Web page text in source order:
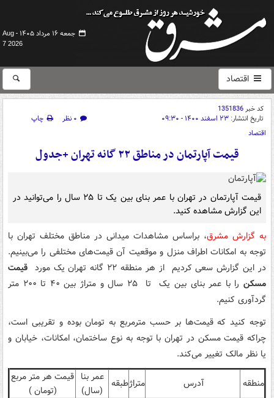
جمعه ۱۶ مرداد ۱۴۰۵ -
Aug
7 2026
اقتصاد
کد خبر1351836
تاریخ انتشار: ۲۳ اسفند ۱۴۰۰ - ۰۹:۳۰ ۰ نظر
چاپ
اقتصاد
قیمت آپارتمان در مناطق ۲۲ گانه تهران +جدول
قیمت آپارتمان در تهران با عمر بنای بین یک تا ۲۵ سال را می‌توانید در
این گزارش مشاهده کنید.
به گزارش مشرق، براساس مشاهدات میدانی در مناطق مختلف تهران با
توجه به امکانات اطراف منزل و موقعیت آن قیمت‌های مختلفی را می‌بینیم.
در این گزارش سعی کردیم از هر منطقه ۲۲ گانه تهران یک مورد
قیمت
مسکن
را با عمر بنای بین یک تا ۲۵ سال و متراژ بین ۴۰ تا ۲۰۰ متر
گردآوری کنیم.
توجه کنید که قیمت‌ها بر حسب مترمربع به تومان بوده و تقریبی است،
چراکه قیمت مسکن در تهران با توجه به نوع ساختمان، امکانات، خیابان و
یا نظر مالک تغییر می‌کند.
منطقه آدرس متراژطبقه عمر بنا
(سال)
قیمت هر متر مربع
(تومان )